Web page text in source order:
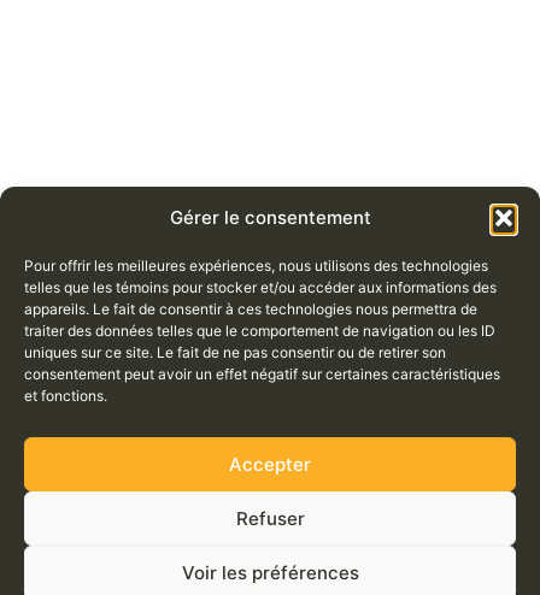
Gérer le consentement
Pour offrir les meilleures expériences, nous utilisons des technologies
telles que les témoins pour stocker et/ou accéder aux informations des
appareils. Le fait de consentir à ces technologies nous permettra de
traiter des données telles que le comportement de navigation ou les ID
uniques sur ce site. Le fait de ne pas consentir ou de retirer son
consentement peut avoir un effet négatif sur certaines caractéristiques
et fonctions.
Accepter
Refuser
Voir les préférences